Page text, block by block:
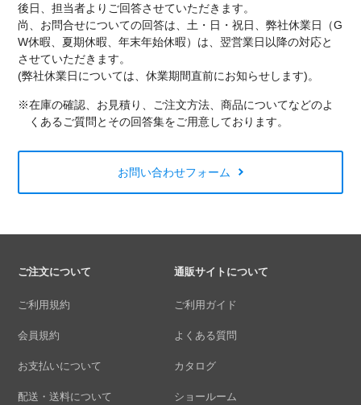
後日、担当者よりご回答させていただきます。
尚、お問合せについての回答は、土・日・祝日、弊社休業日（G
W休暇、夏期休暇、年末年始休暇）は、翌営業日以降の対応と
させていただきます。
(弊社休業日については、休業期間直前にお知らせします)。
※在庫の確認、お見積り、ご注文方法、商品についてなどのよ
くあるご質問とその回答集をご用意しております。
お問い合わせフォーム
ご注文について
ご利用規約
会員規約
お支払いについて
配送・送料について
通販サイトについて
ご利用ガイド
よくある質問
カタログ
ショールーム